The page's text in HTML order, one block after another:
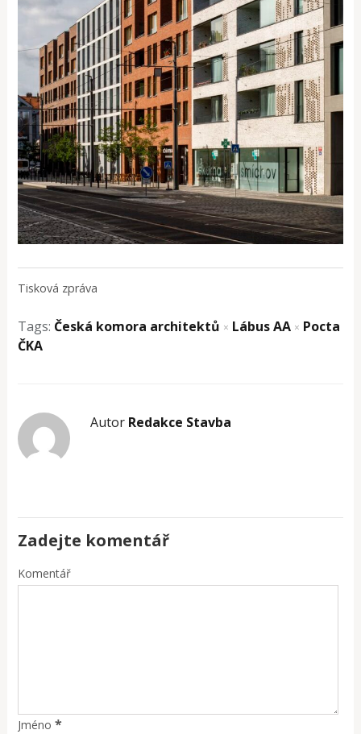
Tisková zpráva
Tags: Česká komora architektů × Lábus AA × Pocta
ČKA
Autor Redakce Stavba
Zadejte komentář
Komentář
Jméno *